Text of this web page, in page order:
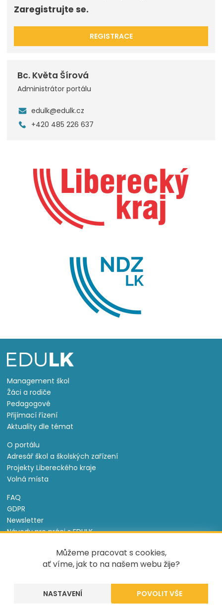
Můžeme pracovat s cookies,
ať víme, jak to na našem webu žije?
NASTAVENÍ
Zaregistrujte se.
REGISTRACE
Bc. Květa Šírová
Administrátor portálu
edulk@edulk.cz
+420 485 226 637
Management škol
Žáci a rodiče
Pedagogové
Přijímací řízení
Aktuality dle témat
O portálu
Adresář škol a školských zařízení
Projekty Libereckého kraje
Volná místa
FAQ
GDPR
Newsletter
Návody pro práci s EDULK
Nastavení cookies
Informace o souborech cookie
Tento projekt je spolufinancován Evropským sociálním
fondem a státním rozpočtem České republiky.